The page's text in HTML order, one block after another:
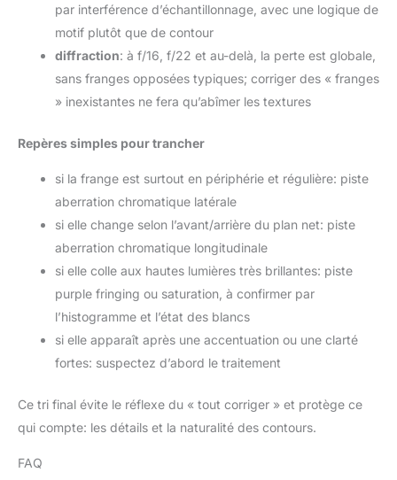
par interférence d’échantillonnage, avec une logique de
motif plutôt que de contour
diffraction: à f/16, f/22 et au-delà, la perte est globale,
sans franges opposées typiques; corriger des « franges
» inexistantes ne fera qu’abîmer les textures
Repères simples pour trancher
si la frange est surtout en périphérie et régulière: piste
aberration chromatique latérale
si elle change selon l’avant/arrière du plan net: piste
aberration chromatique longitudinale
si elle colle aux hautes lumières très brillantes: piste
purple fringing ou saturation, à confirmer par
l’histogramme et l’état des blancs
si elle apparaît après une accentuation ou une clarté
fortes: suspectez d’abord le traitement
Ce tri final évite le réflexe du « tout corriger » et protège ce
qui compte: les détails et la naturalité des contours.
FAQ